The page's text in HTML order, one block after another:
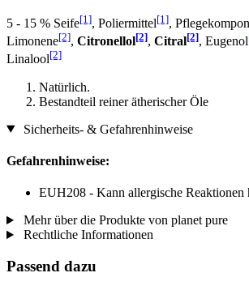
5 - 15 % Seife[1], Poliermittel[1],
Limonene[2], Citronellol[2], Citral[2], Eugenol
Linalool[2]
Natürlich.
Bestandteil reiner ätherischer Öle
Sicherheits- & Gefahrenhinweise
Gefahrenhinweise:
EUH208 - Kann allergische Reaktionen
Mehr über die Produkte von planet pure
Rechtliche Informationen
Passend dazu